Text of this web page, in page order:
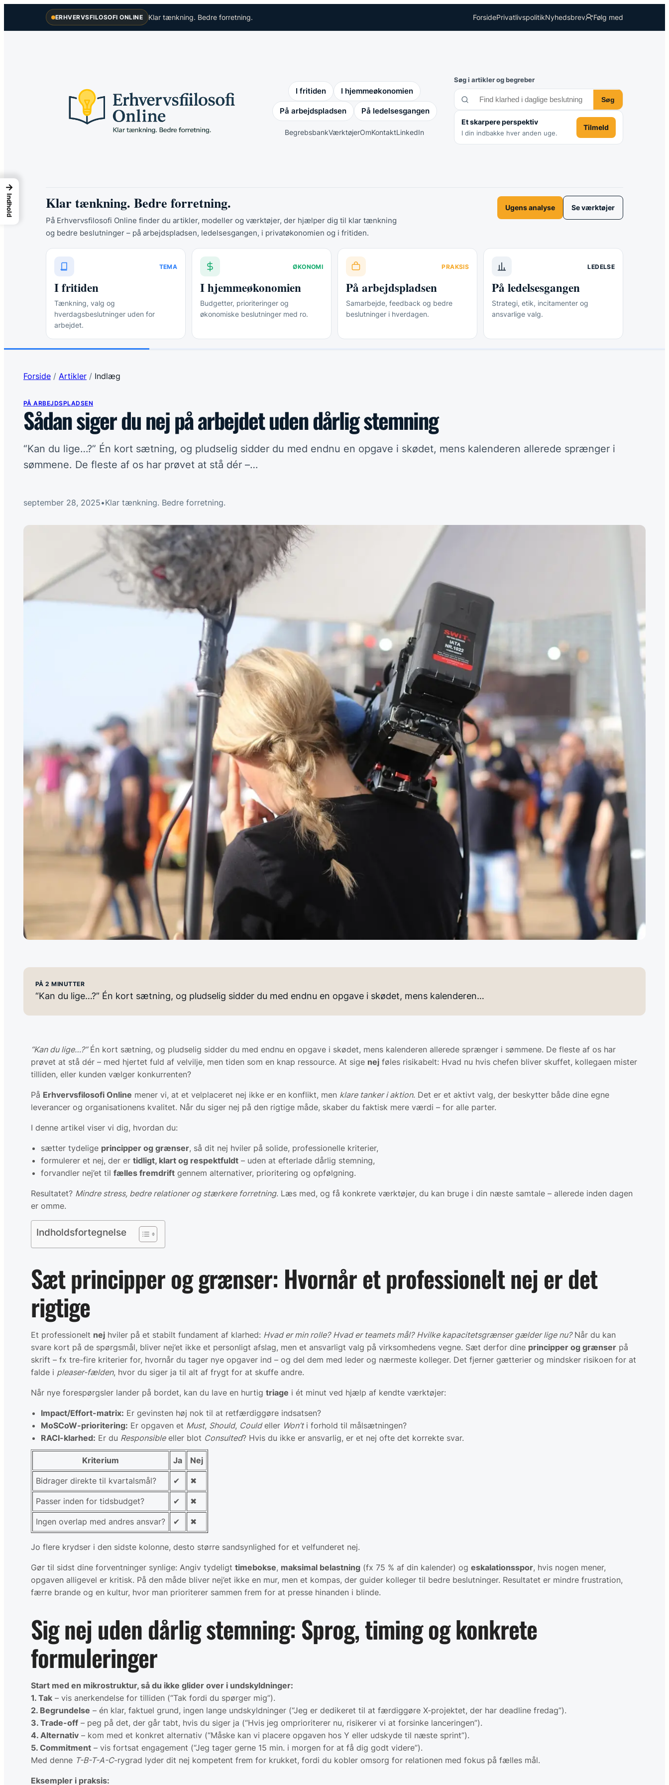
ERHVERVSFILOSOFI ONLINE Klar tænkning. Bedre forretning. ForsidePrivatlivspolitikNyhedsbrev Følg med
I fritiden I hjemmeøkonomien
På arbejdspladsen På ledelsesgangen
BegrebsbankVærktøjerOmKontaktLinkedIn
Søg i artikler og begreber
Søg
Et skarpere perspektiv
I din indbakke hver anden uge.
Tilmeld
Klar tænkning. Bedre forretning.
På Erhvervsfilosofi Online finder du artikler, modeller og værktøjer, der hjælper dig til klar tænkning
og bedre beslutninger – på arbejdspladsen, ledelsesgangen, i privatøkonomien og i fritiden.
Ugens analyse Se værktøjer
TEMA
I fritiden
Tænkning, valg og
hverdagsbeslutninger uden for
arbejdet.
ØKONOMI
I hjemmeøkonomien
Budgetter, prioriteringer og
økonomiske beslutninger med ro.
PRAKSIS
På arbejdspladsen
Samarbejde, feedback og bedre
beslutninger i hverdagen.
LEDELSE
På ledelsesgangen
Strategi, etik, incitamenter og
ansvarlige valg.
Forside / Artikler / Indlæg
PÅ ARBEJDSPLADSEN
Sådan siger du nej på arbejdet uden dårlig stemning
“Kan du lige…?” Én kort sætning, og pludselig sidder du med endnu en opgave i skødet, mens kalenderen allerede sprænger i
sømmene. De fleste af os har prøvet at stå dér –…
september 28, 2025•Klar tænkning. Bedre forretning.
PÅ 2 MINUTTER
“Kan du lige…?” Én kort sætning, og pludselig sidder du med endnu en opgave i skødet, mens kalenderen…
“Kan du lige…?”Én kort sætning, og pludselig sidder du med endnu en opgave i skødet, mens kalenderen allerede sprænger i sømmene. De fleste af os har
prøvet at stå dér – med hjertet fuld af velvilje, men tiden som en knap ressource. At sige nej føles risikabelt: Hvad nu hvis chefen bliver skuffet, kollegaen mister
tilliden, eller kunden vælger konkurrenten?
På Erhvervsfilosofi Online mener vi, at et velplaceret nej ikke er en konflikt, men klare tanker i aktion. Det er et aktivt valg, der beskytter både dine egne
leverancer og organisationens kvalitet. Når du siger nej på den rigtige måde, skaber du faktisk mere værdi – for alle parter.
I denne artikel viser vi dig, hvordan du:
sætter tydelige principper og grænser, så dit nej hviler på solide, professionelle kriterier,
formulerer et nej, der er tidligt, klart og respektfuldt – uden at efterlade dårlig stemning,
forvandler nej’et til fælles fremdrift gennem alternativer, prioritering og opfølgning.
Resultatet? Mindre stress, bedre relationer og stærkere forretning. Læs med, og få konkrete værktøjer, du kan bruge i din næste samtale – allerede inden dagen
er omme.
Indholdsfortegnelse
Sæt principper og grænser: Hvornår et professionelt nej er det
rigtige
Et professionelt nej hviler på et stabilt fundament af klarhed: Hvad er min rolle? Hvad er teamets mål? Hvilke kapacitetsgrænser gælder lige nu?Når du kan
svare kort på de spørgsmål, bliver nej’et ikke et personligt afslag, men et ansvarligt valg på virksomhedens vegne. Sæt derfor dine principper og grænser på
skrift – fx tre-fire kriterier for, hvornår du tager nye opgaver ind – og del dem med leder og nærmeste kolleger. Det fjerner gætterier og mindsker risikoen for at
falde i pleaser-fælden, hvor du siger ja til alt af frygt for at skuffe andre.
Når nye forespørgsler lander på bordet, kan du lave en hurtig triage i ét minut ved hjælp af kendte værktøjer:
Impact/Effort-matrix: Er gevinsten høj nok til at retfærdiggøre indsatsen?
MoSCoW-prioritering: Er opgaven et Must, Should, Couldeller Won’ti forhold til målsætningen?
RACI-klarhed: Er du Responsibleeller blot Consulted? Hvis du ikke er ansvarlig, er et nej ofte det korrekte svar.
Kriterium Ja Nej
Bidrager direkte til kvartals­mål? ✔ ✖
Passer inden for tids­budget? ✔ ✖
Ingen overlap med andres ansvar? ✔ ✖
Jo flere krydser i den sidste kolonne, desto større sandsynlighed for et velfunderet nej.
Gør til sidst dine forventninger synlige: Angiv tydeligt timebokse, maksimal belastning (fx 75 % af din kalender) og eskalationsspor, hvis nogen mener,
opgaven alligevel er kritisk. På den måde bliver nej’et ikke en mur, men et kompas, der guider kolleger til bedre beslutninger. Resultatet er mindre frustration,
færre brande og en kultur, hvor man prioriterer sammen frem for at presse hinanden i blinde.
Sig nej uden dårlig stemning: Sprog, timing og konkrete
formuleringer
Start med en mikrostruktur, så du ikke glider over i undskyldninger:
1. Tak – vis anerkendelse for tilliden (“Tak fordi du spørger mig”).
2. Begrundelse – én klar, faktuel grund, ingen lange undskyldninger (“Jeg er dedikeret til at færdiggøre X‐projektet, der har deadline fredag”).
3. Trade-off – peg på det, der går tabt, hvis du siger ja (“Hvis jeg omprioriterer nu, risikerer vi at forsinke lanceringen”).
4. Alternativ – kom med et konkret alternativ (“Måske kan vi placere opgaven hos Y eller udskyde til næste sprint”).
5. Commitment – vis fortsat engagement (“Jeg tager gerne 15 min. i morgen for at få dig godt videre”).
Med denne T-B-T-A-C-rygrad lyder dit nej kompetent frem for krukket, fordi du kobler omsorg for relationen med fokus på fælles mål.
Eksempler i praksis:
→
Indhold